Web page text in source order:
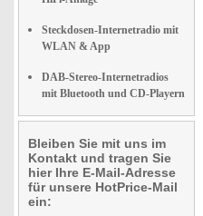
Steckdosen-Internetradio mit
WLAN & App
DAB-Stereo-Internetradios
mit Bluetooth und CD-Playern
Bleiben Sie mit uns im
Kontakt und tragen Sie
hier Ihre E-Mail-Adresse
für unsere HotPrice-Mail
ein: